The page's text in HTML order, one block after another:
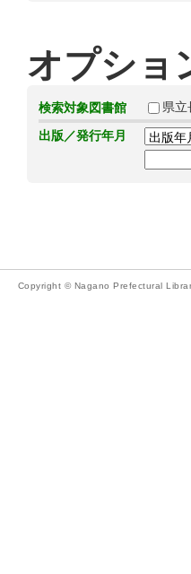
オプショ
検索対象図書館 県立
出版／発行年月
Copyright © Nagano Prefectural